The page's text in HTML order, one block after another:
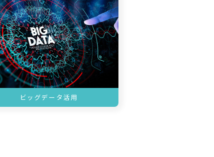
ビッグデータ活用